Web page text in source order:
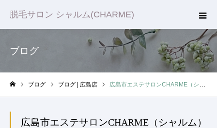
脱毛サロン シャルム(CHARME)
ブログ
ブログ ブログ | 広島店 広島市エステサロンCHARME（シャルム）肌の5月病に要注意！
広島市エステサロンCHARME（シャルム）